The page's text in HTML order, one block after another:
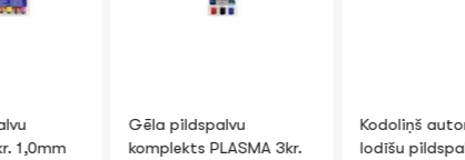
Gēla pildspalvu
komplekts PLASMA 3kr.
Kodoliņš automātiskai
lodīšu pildspalvai ICE,